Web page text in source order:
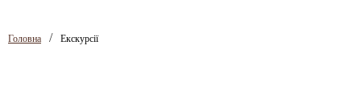
Головна / Екскурсії